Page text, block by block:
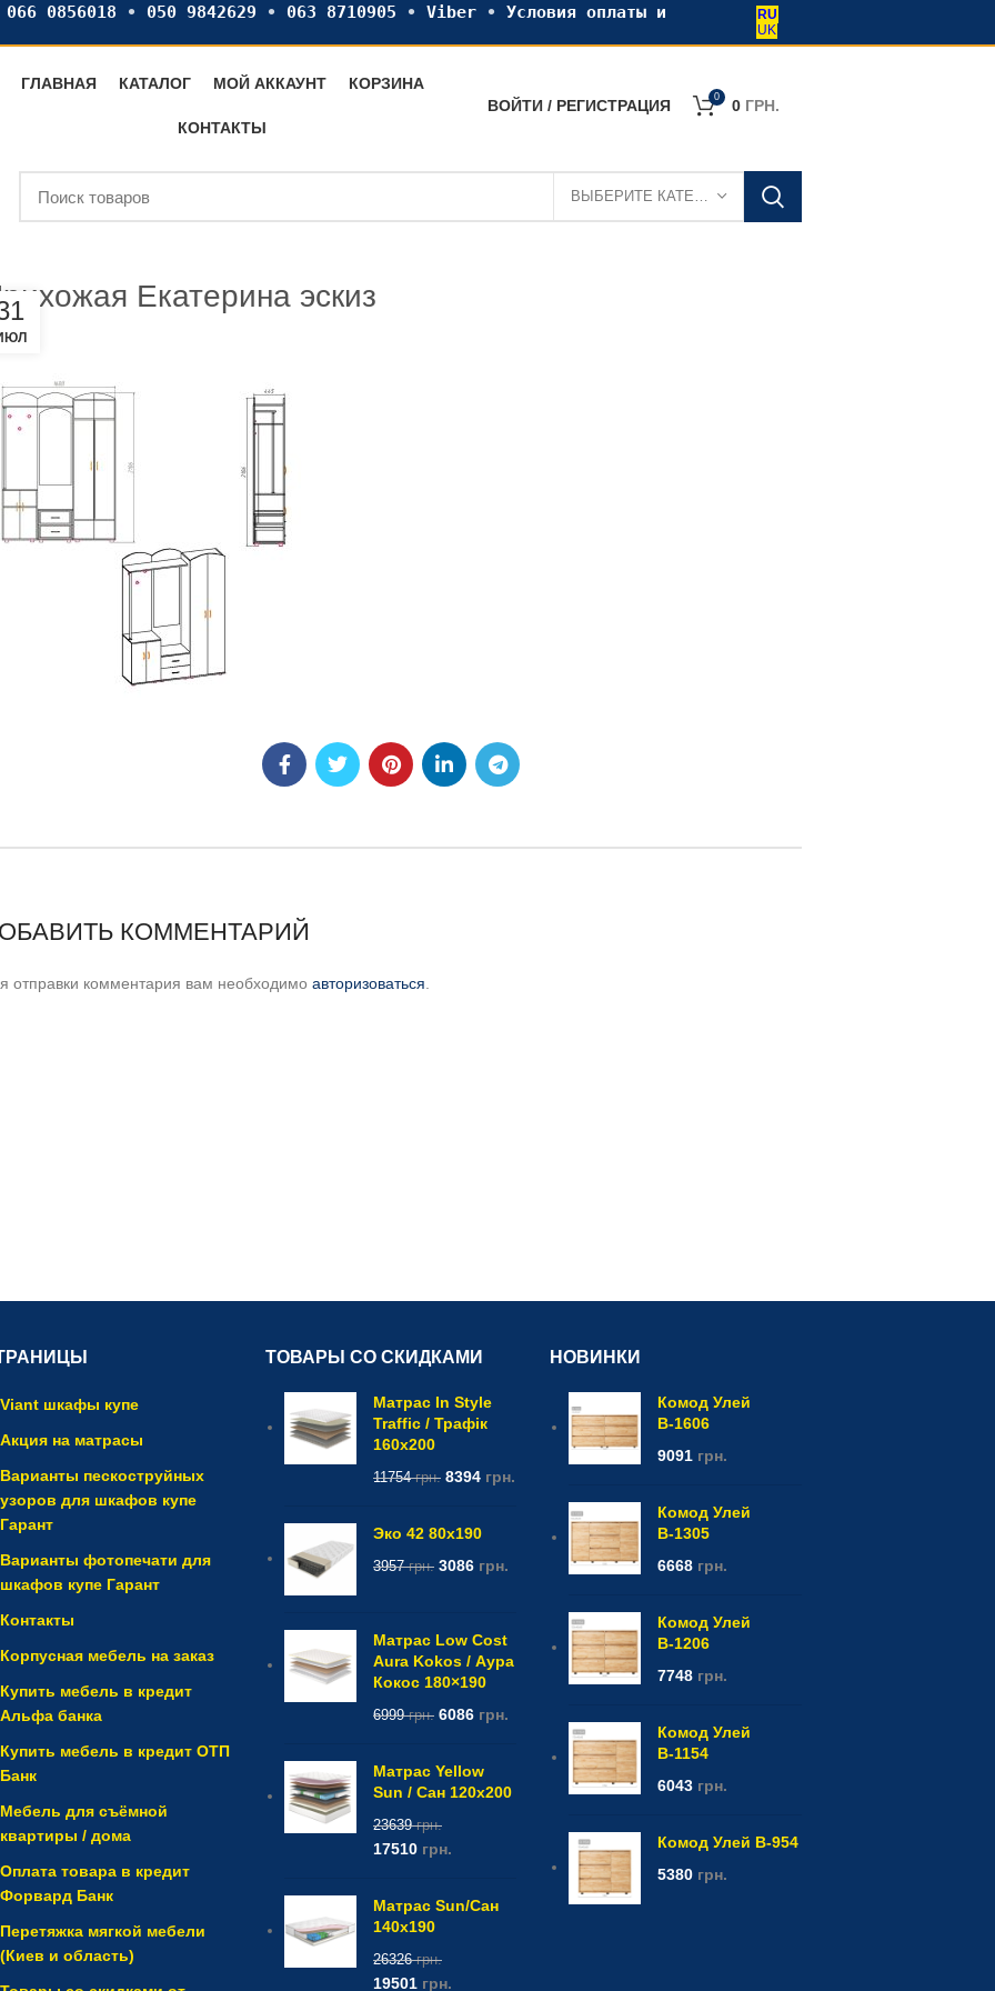
066 0856018 • 050 9842629 • 063 8710905 • Viber• Условия оплаты и
RU
UK
ГЛАВНАЯ КАТАЛОГ МОЙ АККАУНТ КОРЗИНА
КОНТАКТЫ
ВОЙТИ / РЕГИСТРАЦИЯ 0 0 ГРН.
ВЫБЕРИТЕ КАТЕГОРИЮ
Екатерина эскиз
КОММЕНТАРИЙ
отправки комментария вам необходимо авторизоваться
Viant шкафы купе
Акция на матрасы
Варианты пескоструйных
узоров для шкафов купе
Гарант
Варианты фотопечати для
шкафов купе Гарант
Контакты
Корпусная мебель на заказ
Купить мебель в кредит
Альфа банка
Купить мебель в кредит ОТП
Банк
Мебель для съёмной
квартиры / дома
Оплата товара в кредит
Форвард Банк
Перетяжка мягкой мебели
(Киев и область)
ТОВАРЫ СО СКИДКАМИ
Матрас In Style
Traffic / Трафік
160x200
11754грн. 8394 грн.
Эко 42 80x190
3957грн. 3086 грн.
Матрас Low Cost
Aura Kokos / Аура
Кокос 180×190
6999грн. 6086 грн.
Матрас Yellow
Sun / Сан 120x200
23639грн.
17510 грн.
Матрас Sun/Сан
140x190
26326грн.
19501 грн.
НОВИНКИ
Комод Улей
В-1606
9091 грн.
Комод Улей
В-1305
6668 грн.
Комод Улей
В-1206
7748 грн.
Комод Улей
В-1154
6043 грн.
Комод Улей В-954
5380 грн.